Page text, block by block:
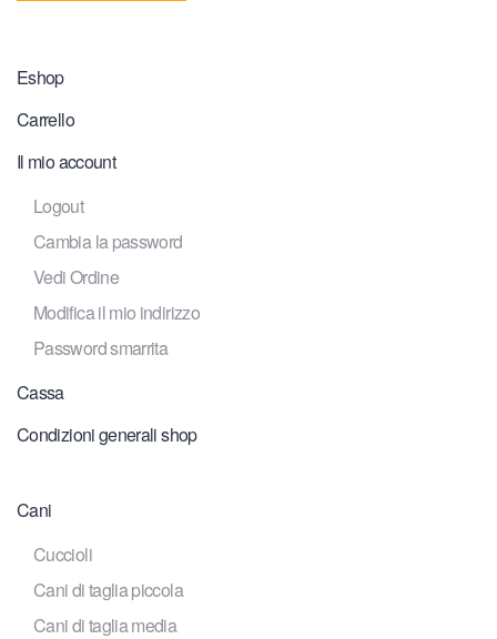
Eshop
Carrello
Il mio account
Logout
Cambia la password
Vedi Ordine
Modifica il mio indirizzo
Password smarrita
Cassa
Condizioni generali shop
Cani
Cuccioli
Cani di taglia piccola
Cani di taglia media